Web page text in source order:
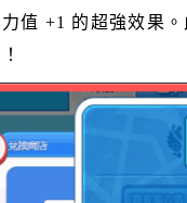
值 +1 的超強效果